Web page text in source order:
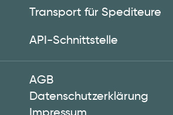
Transport für Spediteure
API-Schnittstelle
AGB
Datenschutzerklärung